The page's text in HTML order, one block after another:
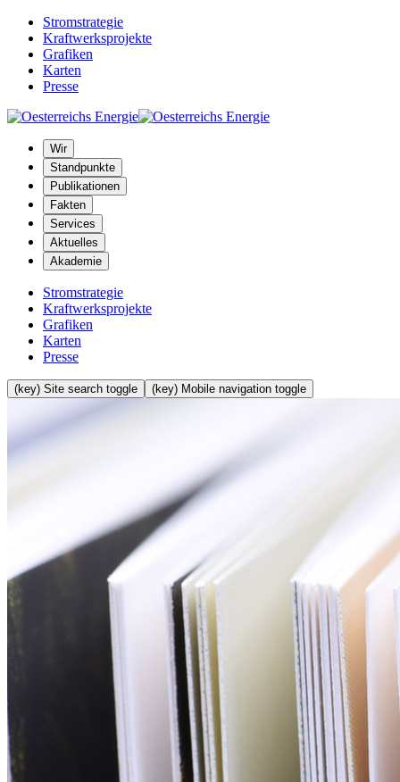
Stromstrategie
Kraftwerksprojekte
Grafiken
Karten
Presse
Wir
Standpunkte
Publikationen
Fakten
Services
Aktuelles
Akademie
Stromstrategie
Kraftwerksprojekte
Grafiken
Karten
Presse
(key) Site search toggle (key) Mobile navigation toggle